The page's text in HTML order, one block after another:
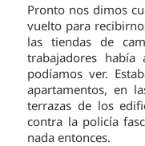
Pronto nos dimos
vuelto para
las tiendas de
trabajadores
podíamos ver.
apartamentos, en
terrazas de los
contra la policía
nada entonces.